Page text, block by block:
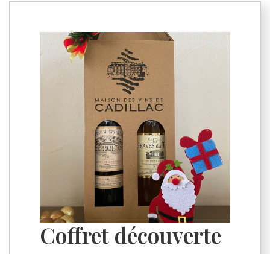
Coffret découverte